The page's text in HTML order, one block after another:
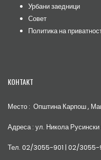
Урбани заедници
Совет
Политика на
КОНТАКТ
Место : Општина Карпош ,
Адреса : ул. Никола Русински
Тел. 02/3055-901 | 02/